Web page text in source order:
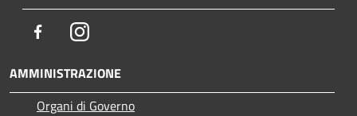
FacebookInstagram
AMMINISTRAZIONE
Organi di Governo